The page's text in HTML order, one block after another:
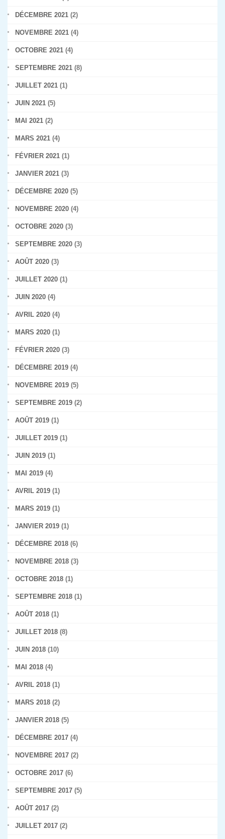
DÉCEMBRE 2021 (2)
NOVEMBRE 2021 (4)
OCTOBRE 2021 (4)
SEPTEMBRE 2021 (8)
JUILLET 2021 (1)
JUIN 2021 (5)
MAI 2021 (2)
MARS 2021 (4)
FÉVRIER 2021 (1)
JANVIER 2021 (3)
DÉCEMBRE 2020 (5)
NOVEMBRE 2020 (4)
OCTOBRE 2020 (3)
SEPTEMBRE 2020 (3)
AOÛT 2020 (3)
JUILLET 2020 (1)
JUIN 2020 (4)
AVRIL 2020 (4)
MARS 2020 (1)
FÉVRIER 2020 (3)
DÉCEMBRE 2019 (4)
NOVEMBRE 2019 (5)
SEPTEMBRE 2019 (2)
AOÛT 2019 (1)
JUILLET 2019 (1)
JUIN 2019 (1)
MAI 2019 (4)
AVRIL 2019 (1)
MARS 2019 (1)
JANVIER 2019 (1)
DÉCEMBRE 2018 (6)
NOVEMBRE 2018 (3)
OCTOBRE 2018 (1)
SEPTEMBRE 2018 (1)
AOÛT 2018 (1)
JUILLET 2018 (8)
JUIN 2018 (10)
MAI 2018 (4)
AVRIL 2018 (1)
MARS 2018 (2)
JANVIER 2018 (5)
DÉCEMBRE 2017 (4)
NOVEMBRE 2017 (2)
OCTOBRE 2017 (6)
SEPTEMBRE 2017 (5)
AOÛT 2017 (2)
JUILLET 2017 (2)